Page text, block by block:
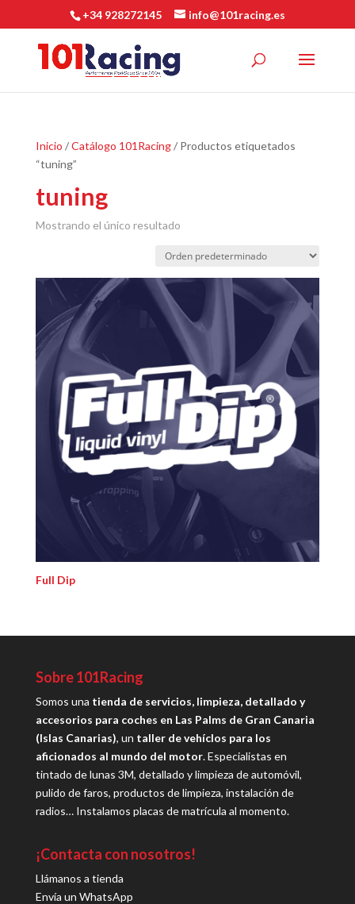
+34 928272145 info@101racing.es
Inicio /Catálogo 101Racing/ Productos etiquetados
“tuning”
tuning
Mostrando el único resultado
Full Dip
Sobre 101Racing
Somos una tienda de servicios, limpieza, detallado y
accesorios para coches en Las Palms de Gran Canaria
(Islas Canarias), un taller de vehíclos para los
aficionados al mundo del motor. Especialistas en
tintado de lunas 3M, detallado y limpieza de automóvil,
pulido de faros, productos de limpieza, instalación de
radios… Instalamos placas de matrícula al momento.
¡Contacta con nosotros!
Llámanos a tienda
Envía un WhatsApp